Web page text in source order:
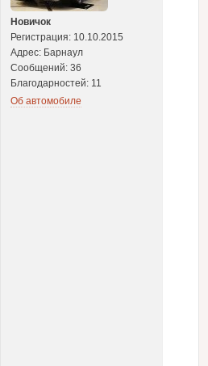
Новичок
Регистрация: 10.10.2015
Адрес: Барнаул
Сообщений: 36
Благодарностей: 11
Об автомобиле